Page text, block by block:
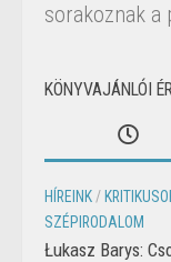
sorakoznak a
KÖNYVAJÁNLÓI
HÍREINK /
SZÉPIRODALOM
Łukasz Barys: